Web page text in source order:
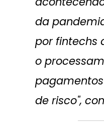
da
por fintechs
o
de risco",